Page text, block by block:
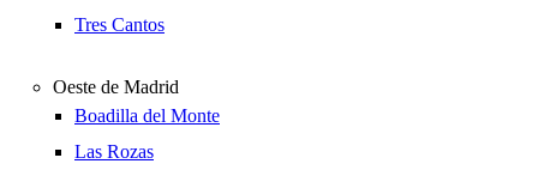
Tres Cantos
Oeste de Madrid
Boadilla del Monte
Las Rozas